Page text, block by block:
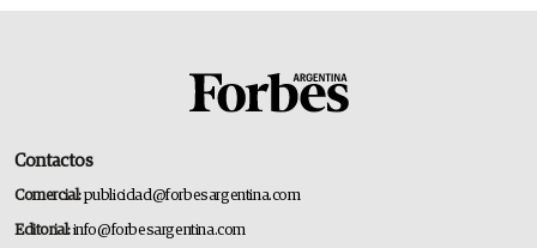
Contactos
Comercial:publicidad@forbesargentina.com
Editorial:info@forbesargentina.com